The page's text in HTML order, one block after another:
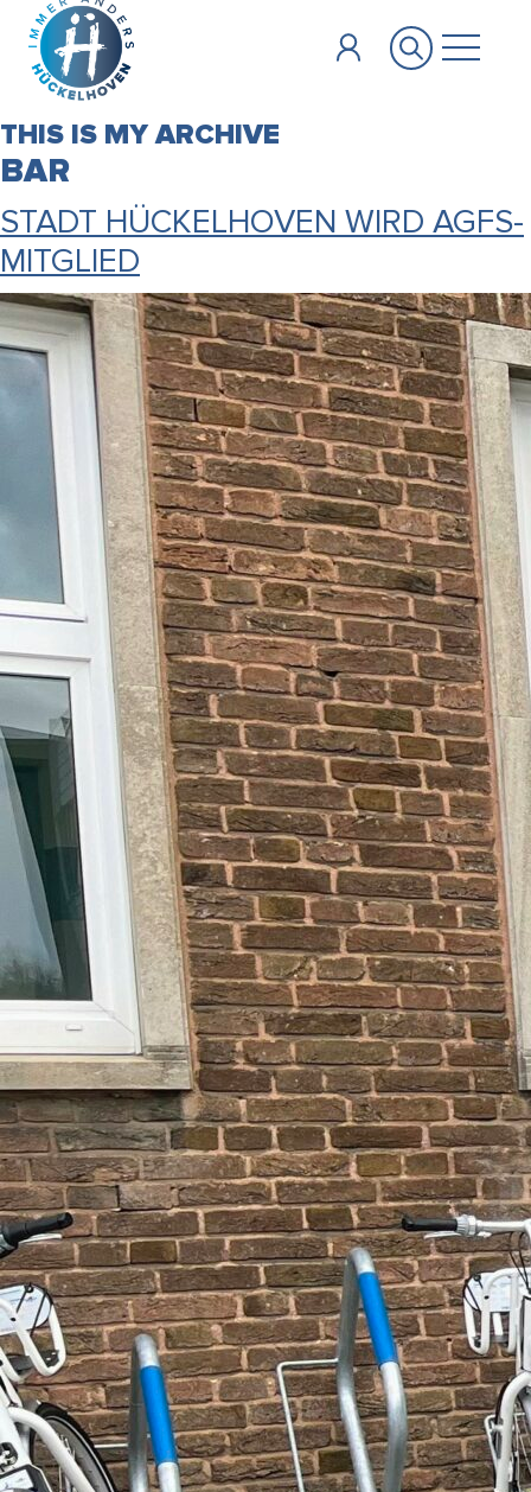
Zum Hauptinhalt springen
THIS IS MY ARCHIVE
BAR
STADT HÜCKELHOVEN WIRD AGFS-
MITGLIED